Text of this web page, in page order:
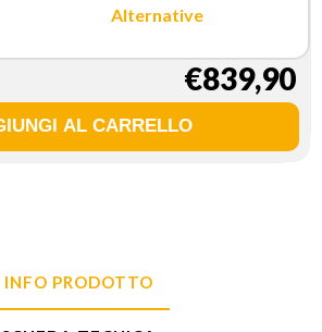
Alternative
€839,90
INFO PRODOTTO